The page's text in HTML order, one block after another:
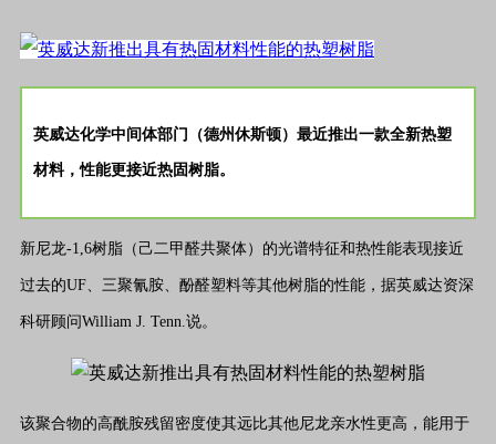
英威达化学中间体部门（德州休斯顿）最近推出一款全新热塑
材料，性能更接近热固树脂。
新尼龙-1,6树脂（己二甲醛共聚体）的光谱特征和热性能表现接近
过去的UF、三聚氰胺、酚醛塑料等其他树脂的性能，据英威达资深
科研顾问William J. Tenn.说。
该聚合物的高酰胺残留密度使其远比其他尼龙亲水性更高，能用于